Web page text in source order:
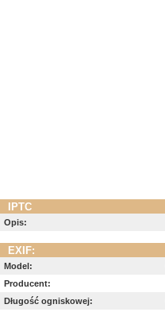
IPTC
Opis:
EXIF:
Model:
Producent:
Długość ogniskowej: